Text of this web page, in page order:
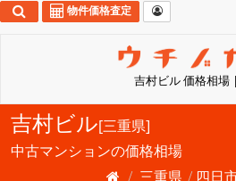
吉村ビル 価格相場
物件価格査定
吉村ビル[三重県]
中古マンションの価格相場
三重県
四日